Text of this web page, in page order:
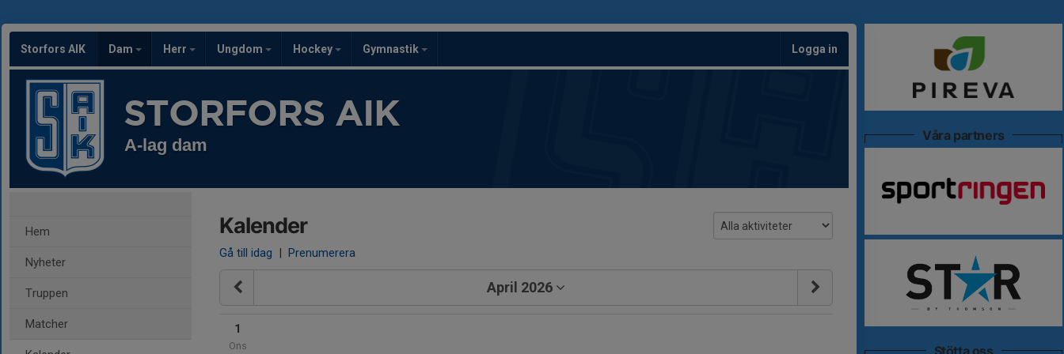
Storfors AIK Dam Herr Ungdom Hockey Gymnastik Logga in
STORFORS AIK
A-lag dam
Hem
Nyheter
Truppen
Matcher
Kalender
Gå till idag | Prenumerera
April 2026
1
Ons
Våra partners
Stötta oss